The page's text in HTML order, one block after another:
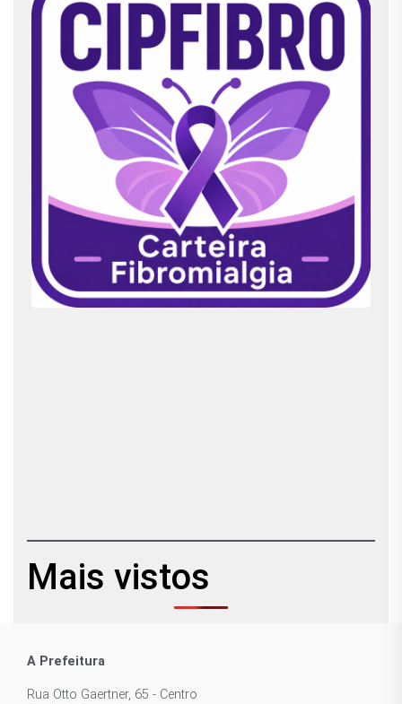
Mais vistos
A Prefeitura
Rua Otto Gaertner, 65 - Centro